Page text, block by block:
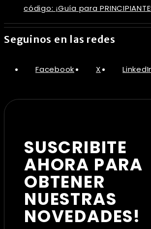
código: ¡Guía para
Seguinos en las redes
Facebook X
SUSCRIBITE
AHORA PARA
OBTENER
NUESTRAS
NOVEDADES!